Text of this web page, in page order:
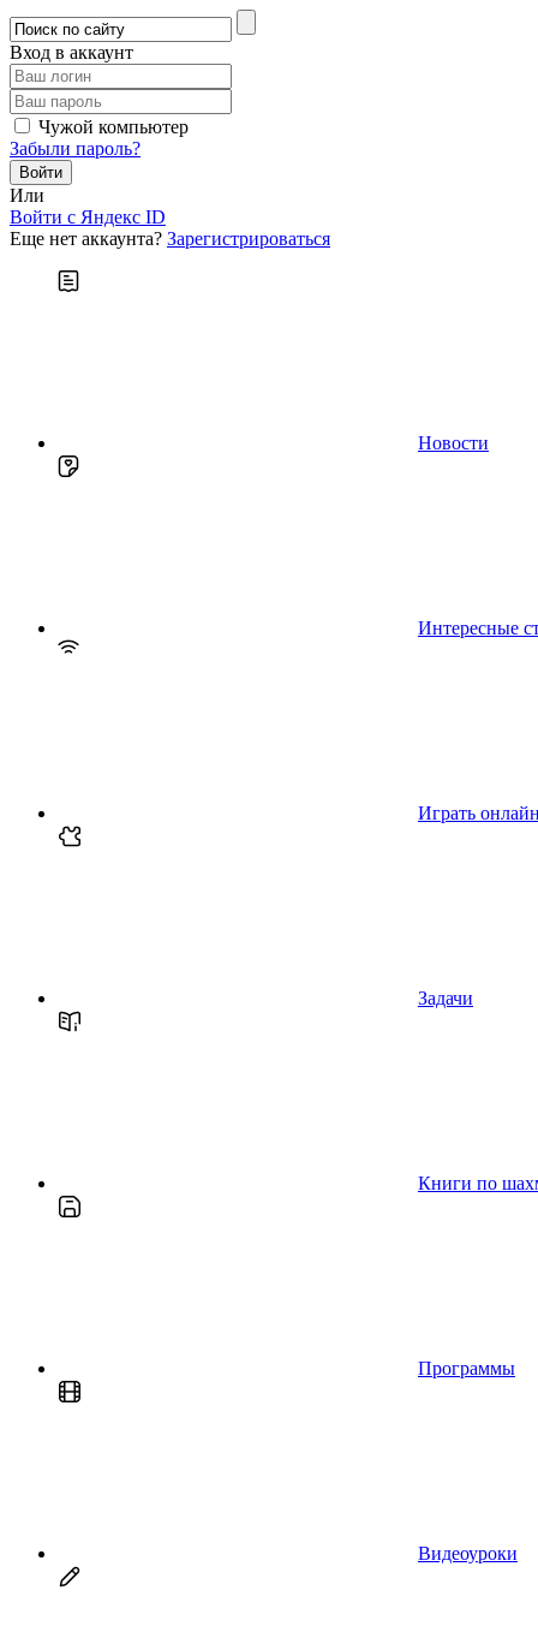
Вход в аккаунт
Чужой компьютер
Забыли пароль?
Или
Войти c Яндекс ID
Еще нет аккаунта? Зарегистрироваться
Новости
Интересные
Играть онлайн
Задачи
Книги по
Программы
Видеоуроки